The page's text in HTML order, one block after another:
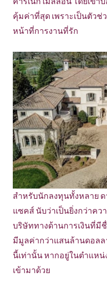
คุ้มค่าที่สุด เพราะเป็นตัวช่
หน้าที่การงานที่รัก
สำหรับนักลงทุนทั้งหลาย
แซคส์ นับว่าเป็นยิ่งกว่าค
บริษัททางด้านการเงินที่มี
มีมูลค่ากว่าแสนล้านดอลล
นี้เท่านั้น หากอยู่ในตำแห
เข้ามาด้วย